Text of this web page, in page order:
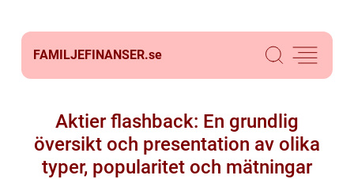
FAMILJEFINANSER.se
Aktier flashback: En grundlig
översikt och presentation av olika
typer, popularitet och mätningar